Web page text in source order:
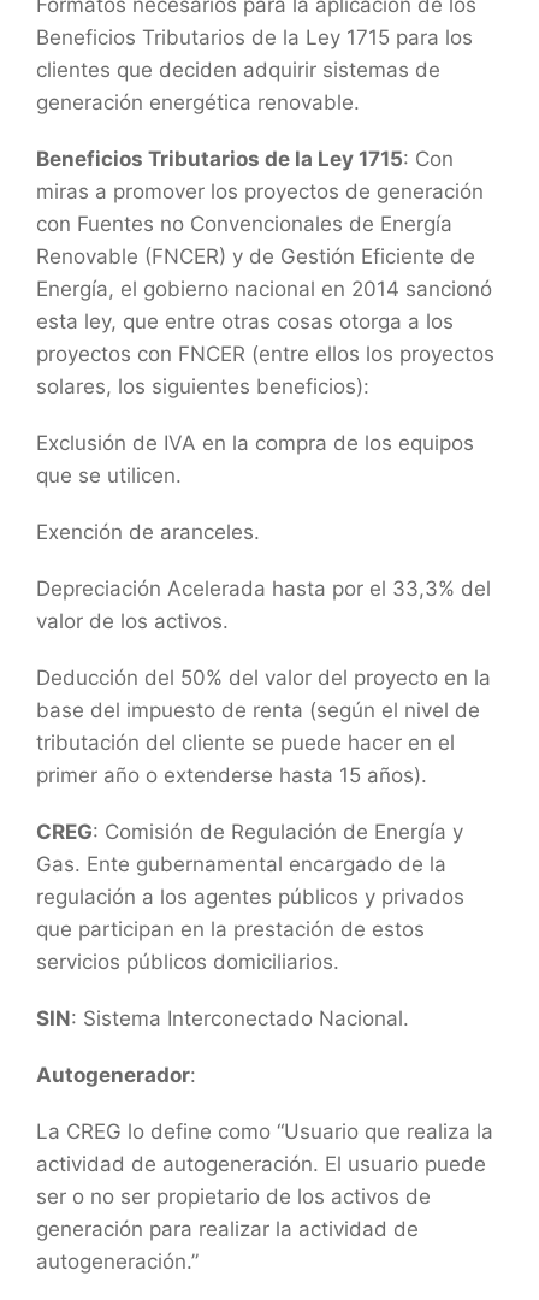
Beneficios Tributarios de la Ley 1715 para los
clientes que deciden adquirir sistemas de
generación energética renovable.
Beneficios Tributarios de la Ley 1715: Con
miras a promover los proyectos de generación
con Fuentes no Convencionales de Energía
Renovable (FNCER) y de Gestión Eficiente de
Energía, el gobierno nacional en 2014 sancionó
esta ley, que entre otras cosas otorga a los
proyectos con FNCER (entre ellos los proyectos
solares, los siguientes beneficios):
Exclusión de IVA en la compra de los equipos
que se utilicen.
Exención de aranceles.
Depreciación Acelerada hasta por el 33,3% del
valor de los activos.
Deducción del 50% del valor del proyecto en la
base del impuesto de renta (según el nivel de
tributación del cliente se puede hacer en el
primer año o extenderse hasta 15 años).
CREG: Comisión de Regulación de Energía y
Gas. Ente gubernamental encargado de la
regulación a los agentes públicos y privados
que participan en la prestación de estos
servicios públicos domiciliarios.
SIN: Sistema Interconectado Nacional.
Autogenerador:
La CREG lo define como “Usuario que realiza la
actividad de autogeneración. El usuario puede
ser o no ser propietario de los activos de
generación para realizar la actividad de
autogeneración.”